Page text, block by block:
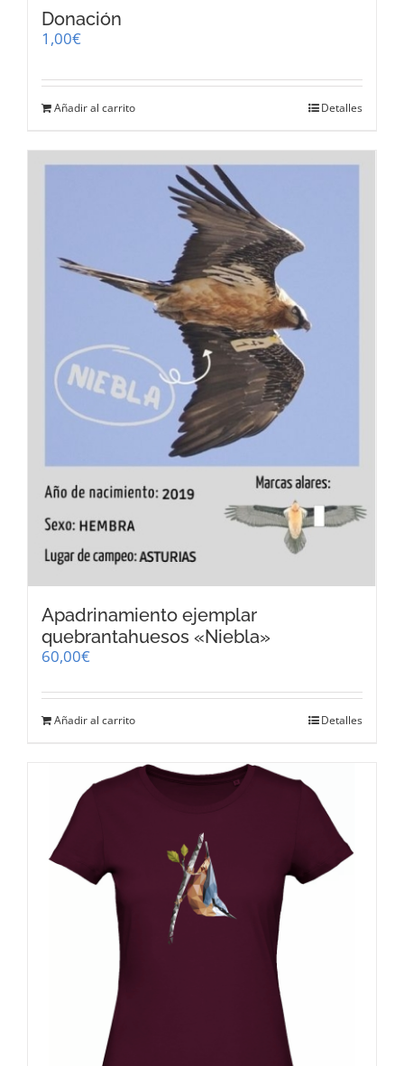
Donación
1,00€
Añadir al carrito Detalles
Apadrinamiento ejemplar
quebrantahuesos «Niebla»
60,00€
Añadir al carrito Detalles